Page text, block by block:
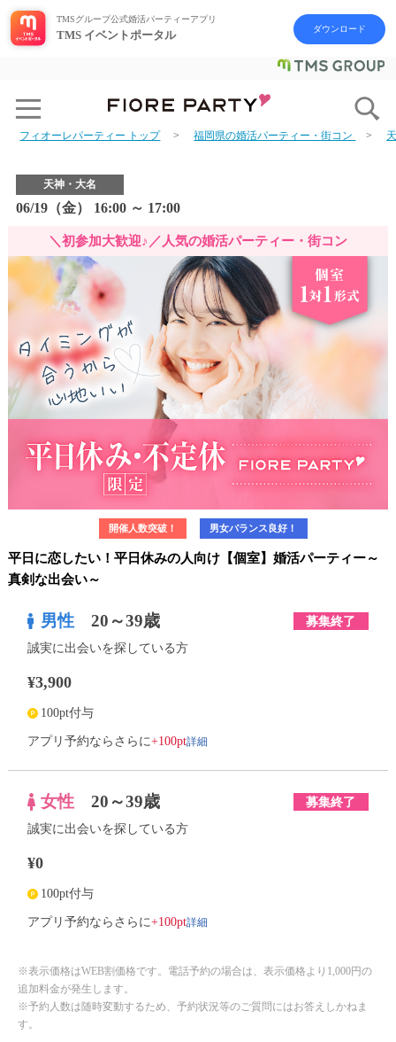
TMSグループ公式婚活パーティーアプリ
TMS イベントポータル ダウンロード
フィオーレパーティー トップ 福岡県の婚活パーティー・街コン
天神・大名
06/19（金） 16:00 ～ 17:00
＼初参加大歓迎♪／人気の婚活パーティー・街コン
開催人数突破！ 男女バランス良好！
平日に恋したい！平日休みの人向け【個室】婚活パーティー～
真剣な出会い～
男性 20～39歳 募集終了
誠実に出会いを探している方
¥3,900
100pt付与
アプリ予約ならさらに+100pt詳細
女性 20～39歳 募集終了
誠実に出会いを探している方
¥0
100pt付与
アプリ予約ならさらに+100pt詳細
※表示価格はWEB割価格です。電話予約の場合は、表示価格より1,000円の
追加料金が発生します。
※予約人数は随時変動するため、予約状況等のご質問にはお答えしかねま
す。